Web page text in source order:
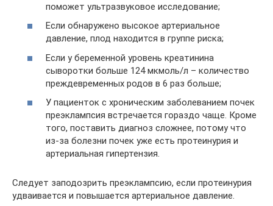
поможет ультразвуковое исследование;
Если обнаружено высокое артериальное
давление, плод находится в группе риска;
Если у беременной уровень креатинина
сыворотки больше 124 мкмоль/л – количество
преждевременных родов в 6 раз больше;
У пациенток с хроническим заболеванием почек
преэклампсия встречается гораздо чаще. Кроме
того, поставить диагноз сложнее, потому что
из-за болезни почек уже есть протеинурия и
артериальная гипертензия.
Следует заподозрить преэклампсию, если протеинурия
удваивается и повышается артериальное давление.